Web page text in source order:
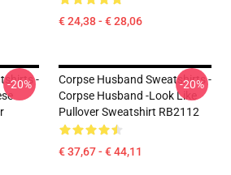
€ 24,38 - € 28,06
-
-20%
Corpse Husband Sweatshirts -
Corpse Husband -look Like
Pullover Sweatshirt RB2112
€ 37,67 - € 44,11
-20%